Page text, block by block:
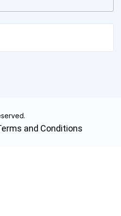
and Conditions